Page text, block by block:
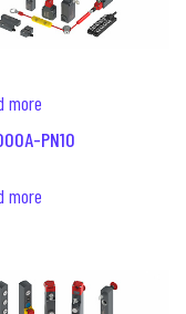
more
PN10
more